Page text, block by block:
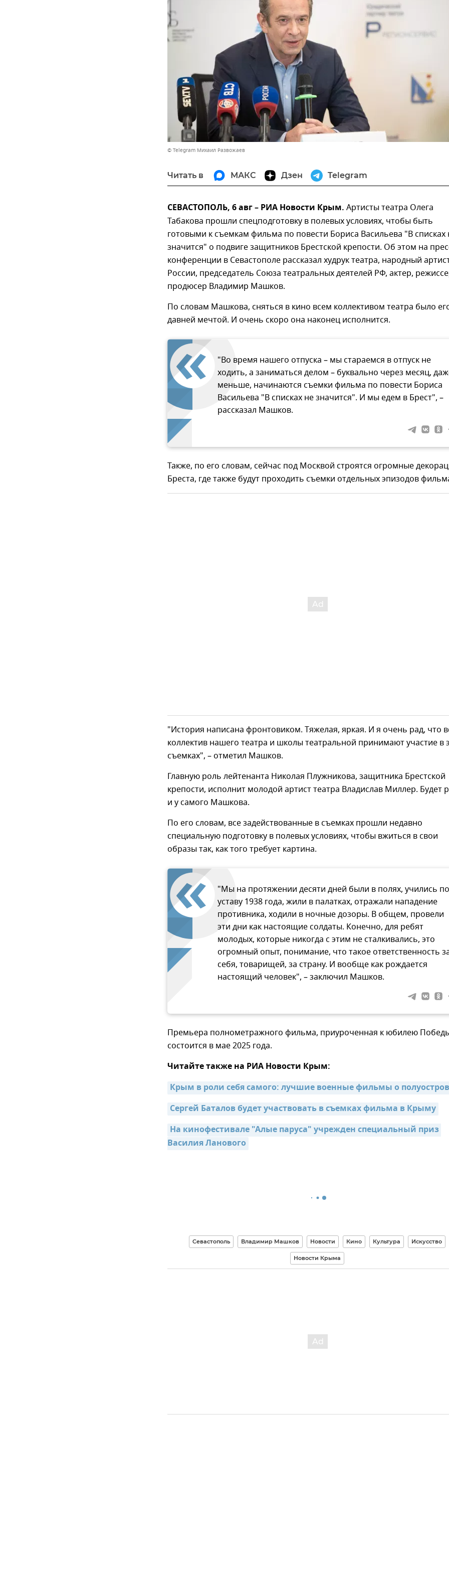
© Telegram Михаил Развожаев
Читать в МАКС Дзен Telegram
СЕВАСТОПОЛЬ, 6 авг – РИА Новости Крым. Артисты театра Олега
Табакова прошли спецподготовку в полевых условиях, чтобы быть
готовыми к съемкам фильма по повести Бориса Васильева "В списках
значится" о подвиге защитников Брестской крепости. Об этом на
конференции в Севастополе рассказал худрук театра, народный
России, председатель Союза театральных деятелей РФ, актер,
продюсер Владимир Машков.
По словам Машкова, сняться в кино всем коллективом театра было
давней мечтой. И очень скоро она наконец исполнится.
"Во время нашего отпуска – мы стараемся в отпуск не
ходить, а заниматься делом – буквально через месяц,
меньше, начинаются съемки фильма по повести Бориса
Васильева "В списках не значится". И мы едем в Брест", –
рассказал Машков.
Также, по его словам, сейчас под Москвой строятся огромные
Бреста, где также будут проходить съемки отдельных эпизодов
"История написана фронтовиком. Тяжелая, яркая. И я очень рад, что
коллектив нашего театра и школы театральной принимают участие в
съемках", – отметил Машков.
Главную роль лейтенанта Николая Плужникова, защитника Брестской
крепости, исполнит молодой артист театра Владислав Миллер. Будет
и у самого Машкова.
По его словам, все задействованные в съемках прошли недавно
специальную подготовку в полевых условиях, чтобы вжиться в свои
образы так, как того требует картина.
"Мы на протяжении десяти дней были в полях, учились по
уставу 1938 года, жили в палатках, отражали нападение
противника, ходили в ночные дозоры. В общем, провели
эти дни как настоящие солдаты. Конечно, для ребят
молодых, которые никогда с этим не сталкивались, это
огромный опыт, понимание, что такое ответственность
себя, товарищей, за страну. И вообще как рождается
настоящий человек", – заключил Машков.
Премьера полнометражного фильма, приуроченная к юбилею
состоится в мае 2025 года.
Читайте также на РИА Новости Крым:
Крым в роли себя самого: лучшие военные фильмы о
Сергей Баталов будет участвовать в съемках фильма в Крыму
На кинофестивале "Алые паруса" учрежден специальный приз
Василия Ланового
Севастополь Владимир Машков Новости Кино Культура Искусство
Новости Крыма